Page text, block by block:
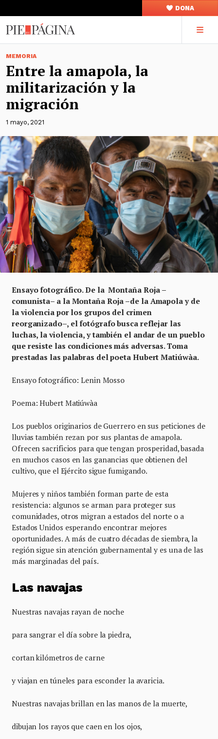
DONA
MEMORIA
Entre la amapola, la
militarización y la
migración
1 mayo, 2021
Ensayo fotográfico. De la Montaña Roja –
comunista– a la Montaña Roja –de la Amapola y de
la violencia por los grupos del crimen
reorganizado–, el fotógrafo busca reflejar las
luchas, la violencia, y también el andar de un pueblo
que resiste las condiciones más adversas. Toma
prestadas las palabras del poeta Hubert Matiúwàa.
Ensayo fotográfico: Lenin Mosso
Poema: Hubert Matiúwàa
Los pueblos originarios de Guerrero en sus peticiones de
lluvias también rezan por sus plantas de amapola.
Ofrecen sacrificios para que tengan prosperidad, basada
en muchos casos en las ganancias que obtienen del
cultivo, que el Ejército sigue fumigando.
Mujeres y niños también forman parte de esta
resistencia: algunos se arman para proteger sus
comunidades, otros migran a estados del norte o a
Estados Unidos esperando encontrar mejores
oportunidades. A más de cuatro décadas de siembra, la
región sigue sin atención gubernamental y es una de las
más marginadas del país.
Las navajas
Nuestras navajas rayan de noche
para sangrar el día sobre la piedra,
cortan kilómetros de carne
y viajan en túneles para esconder la avaricia.
Nuestras navajas brillan en las manos de la muerte,
dibujan los rayos que caen en los ojos,